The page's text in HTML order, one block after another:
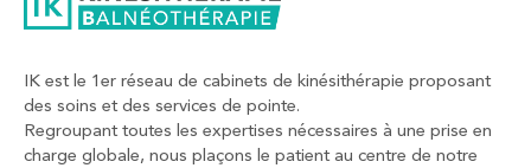
IK est le 1er réseau de cabinets de kinésithérapie proposant
des soins et des services de pointe.
Regroupant toutes les expertises nécessaires à une prise en
charge globale, nous plaçons le patient au centre de notre